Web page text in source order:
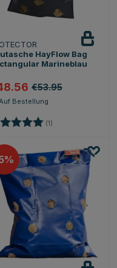
HayFlow Bag
Marineblau
€53.95
(1)